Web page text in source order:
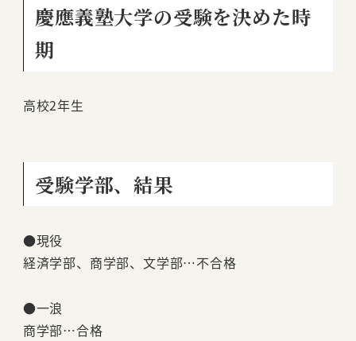
慶應義塾大学の受験を決めた時
期
高校2年生
受験学部、結果
●現役
経済学部、商学部、文学部…不合格
●一浪
商学部…合格